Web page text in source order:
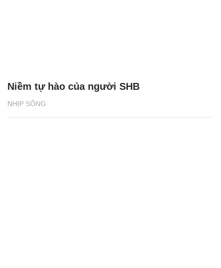
NHỊP SỐNG
Niềm tự hào của người SHB